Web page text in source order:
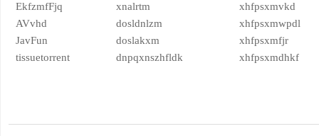
EkfzmfFjq
AVvhd
JavFun
tissuetorrent
xnalrtm
dosldnlzm
doslakxm
dnpqxnszhfldk
xhfpsxmvkd
xhfpsxmwpdl
xhfpsxmfjr
xhfpsxmdhkf